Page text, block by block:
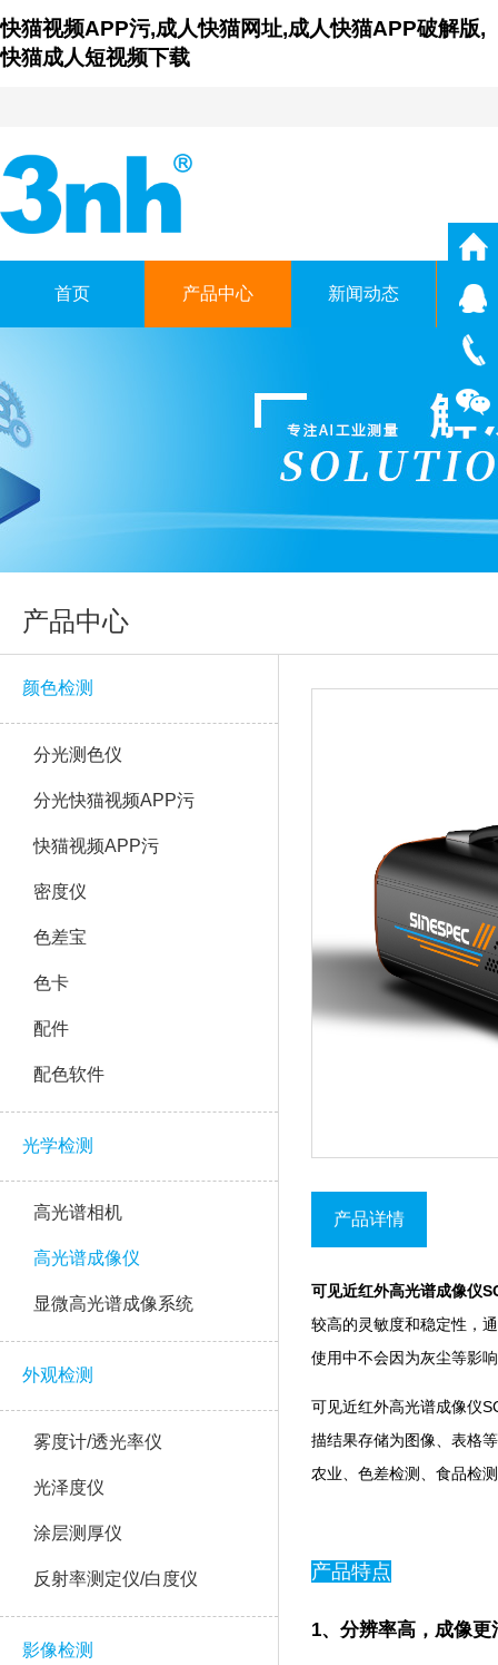
快猫视频APP污,成人快猫网址,成人快猫APP破解版,
快猫成人短视频下载
广东成人快猫网址时科技
GUANGDONG THREENH
首页 产品中心 新闻动态
产品中心
颜色检测
分光测色仪
分光快猫视频APP污
快猫视频APP污
密度仪
色差宝
色卡
配件
配色软件
光学检测
高光谱相机
高光谱成像仪
显微高光谱成像系统
外观检测
雾度计/透光率仪
光泽度仪
涂层测厚仪
反射率测定仪/白度仪
影像检测
产品详情
可见近红外高光谱成像仪
较高的灵敏度和稳定性
使用中不会因为灰尘等影响
可见近红外高光谱成像仪
描结果存储为图像、表格
农业、色差检测、食品检
产品特点
1、分辨率高，成像